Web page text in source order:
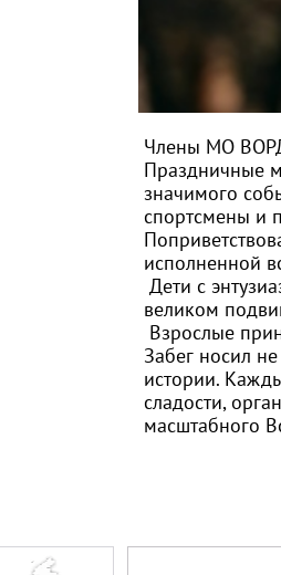
Члены МО
Праздничные
значимого
спортсмены и
исполненной
Дети с
великом
Взрослые
Забег носил
истории.
сладости,
масштабного